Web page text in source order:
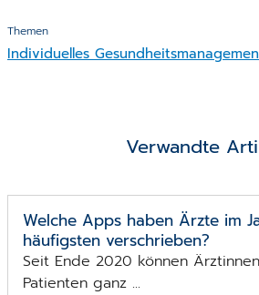
Themen
Individuelles
Verwandte
Welche Apps haben Ärzte im
häufigsten verschrieben?
Seit Ende 2020 können
Patienten ganz ...